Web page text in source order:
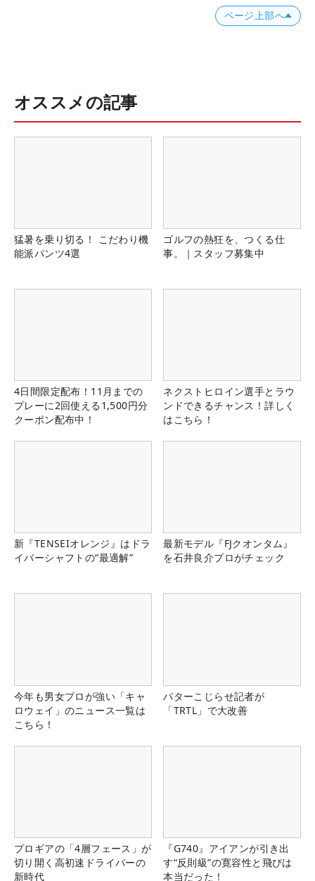
ページ上部へ
オススメの記事
猛暑を乗り切る！ こだわり機
能派パンツ4選
ゴルフの熱狂を、つくる仕
事。｜スタッフ募集中
4日間限定配布！11月までの
プレーに2回使える1,500円分
クーポン配布中！
ネクストヒロイン選手とラウ
ンドできるチャンス！詳しく
はこちら！
新『TENSEIオレンジ』はドラ
イバーシャフトの“最適解”
最新モデル『FJクオンタム』
を石井良介プロがチェック
今年も男女プロが強い「キャ
ロウェイ」のニュース一覧は
こちら！
パターこじらせ記者が
「TRTL」で大改善
プロギアの「4層フェース」が
切り開く高初速ドライバーの
新時代
『G740』アイアンが引き出
す“反則級”の寛容性と飛びは
本当だった！